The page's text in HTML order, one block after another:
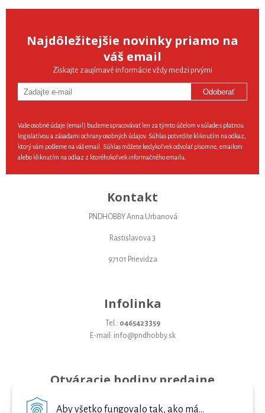
Aby všetko fungovalo tak, ako má...
Najdôležitejšie novinky priamo na
váš email
Získajte zaujímavé informácie vždy medzi prvými
Odoberať
Vaše osobné údaje (email) budeme spracovávať len za týmto účelom v súlade s platnou
legislatívou a zásadami ochrany osobných údajov. Súhlas potvrdíte kliknutím na odkaz,
ktorý vám pošleme na váš email. Súhlas môžete kedykoľvek odvolať písomne, emailom
alebo kliknutím na odkaz z ktoréhokoľvek informačného emailu.
Kontakt
PNDHOBBY Anna Urbanová
Rastislavova 3
97101 Prievidza
Infolinka
Tel.: 0465423359
E-mail: info@pndhobby.sk
Otváracie hodiny predajne